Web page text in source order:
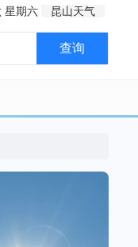
星期六 昆山天气
查询